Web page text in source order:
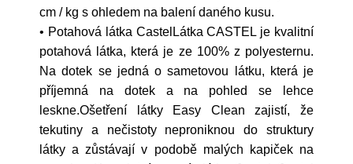
cm / kg s ohledem na balení daného kusu.
• Potahová látka CastelLátka CASTEL je kvalitní
potahová látka, která je ze 100% z polyesternu.
Na dotek se jedná o sametovou látku, která je
příjemná na dotek a na pohled se lehce
leskne.Ošetření látky Easy Clean zajistí, že
tekutiny a nečistoty neproniknou do struktury
látky a zůstávají v podobě malých kapiček na